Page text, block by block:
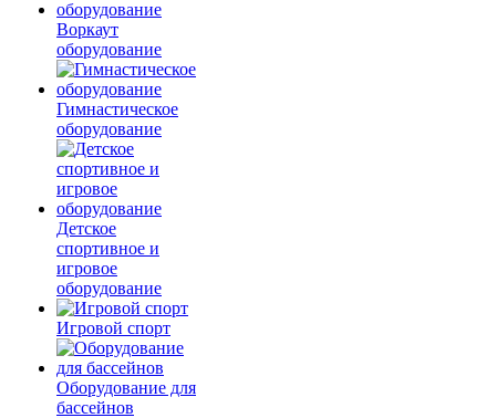
Воркаут
оборудование
Гимнастическое
оборудование
Детское
спортивное и
игровое
оборудование
Игровой спорт
Оборудование для
бассейнов